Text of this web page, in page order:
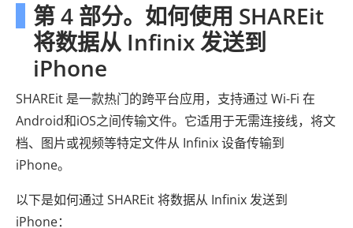
第 4 部分。如何使用 SHAREit
将数据从 Infinix 发送到
iPhone
SHAREit 是一款热门的跨平台应用，支持通过 Wi-Fi 在
Android和iOS之间传输文件。它适用于无需连接线，将文
档、图片或视频等特定文件从 Infinix 设备传输到
iPhone。
以下是如何通过 SHAREit 将数据从 Infinix 发送到
iPhone：